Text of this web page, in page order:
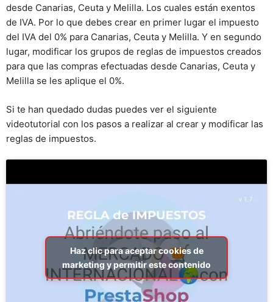
desde Canarias, Ceuta y Melilla. Los cuales están exentos
de IVA. Por lo que debes crear en primer lugar el impuesto
del IVA del 0% para Canarias, Ceuta y Melilla. Y en segundo
lugar, modificar los grupos de reglas de impuestos creados
para que las compras efectuadas desde Canarias, Ceuta y
Melilla se les aplique el 0%.
Si te han quedado dudas puedes ver el siguiente
videotutorial con los pasos a realizar al crear y modificar las
reglas de impuestos.
Haz clic para aceptar cookies de
marketing y permitir este contenido